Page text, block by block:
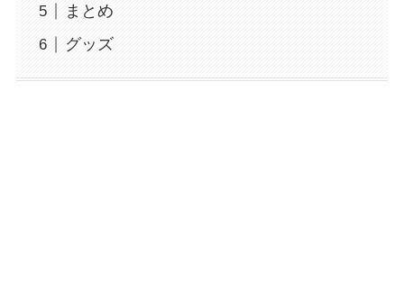
まとめ
グッズ